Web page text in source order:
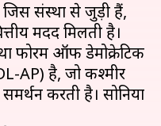
जिस संस्था से जुड़ी हैं,
मदद मिलती है।
फोरम ऑफ डेमोक्रेटिक
AP) है, जो कश्मीर
समर्थन करती है। सोनिया